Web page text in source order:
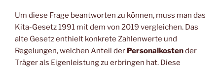
Um diese Frage beantworten zu können, muss man das
Kita-Gesetz 1991 mit dem von 2019 vergleichen. Das
alte Gesetz enthielt konkrete Zahlenwerte und
Regelungen, welchen Anteil der Personalkostender
Träger als Eigenleistung zu erbringen hat. Diese